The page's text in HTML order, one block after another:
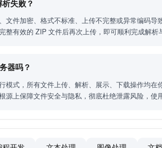
失败？
文件加密、格式不标准、上传不完整或异常编码
整有效的 ZIP 文件后再次上传，即可顺利完成解析
器吗？
模式，所有文件上传、解析、展示、下载操作均
源上保障文件安全与隐私，彻底杜绝泄露风险，使